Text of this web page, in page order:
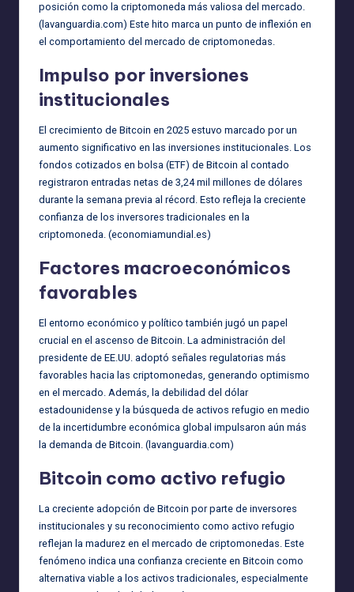
posición como la criptomoneda más valiosa del mercado.
(lavanguardia.com) Este hito marca un punto de inflexión en
el comportamiento del mercado de criptomonedas.
Impulso por inversiones
institucionales
El crecimiento de Bitcoin en 2025 estuvo marcado por un
aumento significativo en las inversiones institucionales. Los
fondos cotizados en bolsa (ETF) de Bitcoin al contado
registraron entradas netas de 3,24 mil millones de dólares
durante la semana previa al récord. Esto refleja la creciente
confianza de los inversores tradicionales en la
criptomoneda. (economiamundial.es)
Factores macroeconómicos
favorables
El entorno económico y político también jugó un papel
crucial en el ascenso de Bitcoin. La administración del
presidente de EE.UU. adoptó señales regulatorias más
favorables hacia las criptomonedas, generando optimismo
en el mercado. Además, la debilidad del dólar
estadounidense y la búsqueda de activos refugio en medio
de la incertidumbre económica global impulsaron aún más
la demanda de Bitcoin. (lavanguardia.com)
Bitcoin como activo refugio
La creciente adopción de Bitcoin por parte de inversores
institucionales y su reconocimiento como activo refugio
reflejan la madurez en el mercado de criptomonedas. Este
fenómeno indica una confianza creciente en Bitcoin como
alternativa viable a los activos tradicionales, especialmente